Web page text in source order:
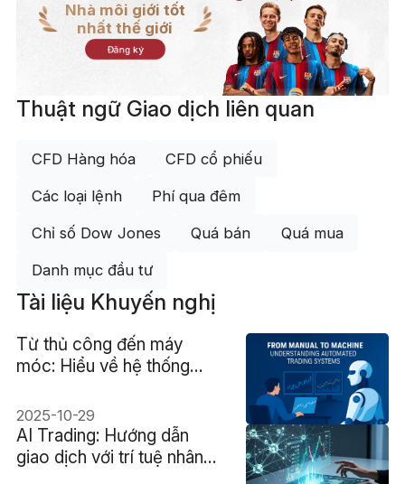
Nhà môi giới tốt
nhất thế giới
Đăng ký
Thuật ngữ Giao dịch liên quan
CFD Hàng hóa CFD cổ phiếu
Các loại lệnh Phí qua đêm
Chỉ số Dow Jones Quá bán Quá mua
Danh mục đầu tư
Tài liệu Khuyến nghị
Từ thủ công đến máy
móc: Hiểu về hệ thống
2025-10-29
AI Trading: Hướng dẫn
giao dịch với trí tuệ nhân